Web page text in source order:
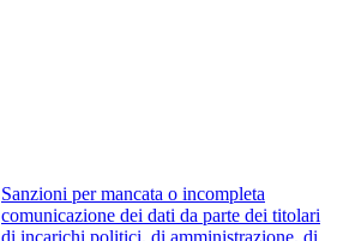
Sanzioni per mancata o incompleta
comunicazione dei dati da parte dei titolari